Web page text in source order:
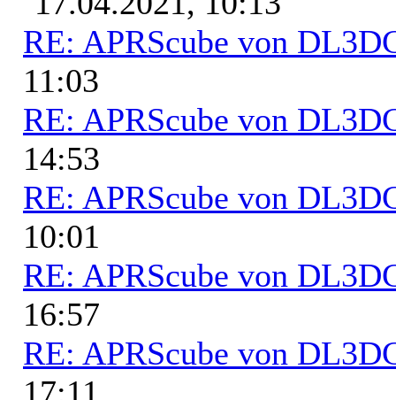
RE: APRScube von
11:03
RE: APRScube von
14:53
RE: APRScube von
10:01
RE: APRScube von
16:57
RE: APRScube von
17:11